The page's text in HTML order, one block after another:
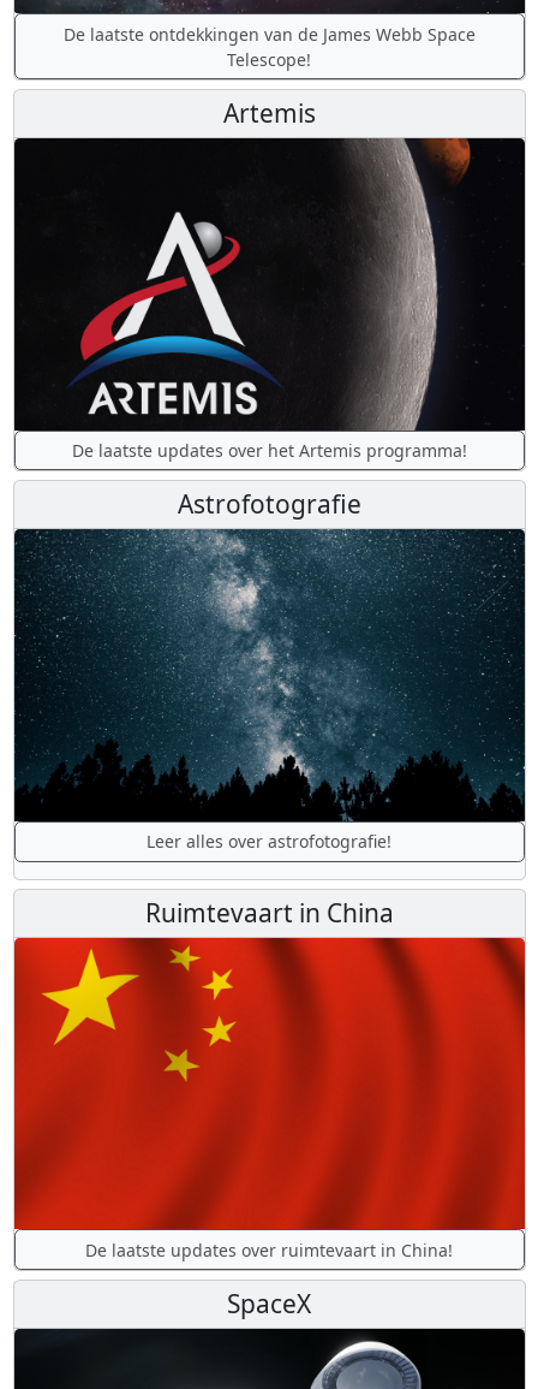
De laatste ontdekkingen van de James Webb Space
Telescope!
Artemis
De laatste updates over het Artemis programma!
Astrofotografie
Leer alles over astrofotografie!
Ruimtevaart in China
De laatste updates over ruimtevaart in China!
SpaceX